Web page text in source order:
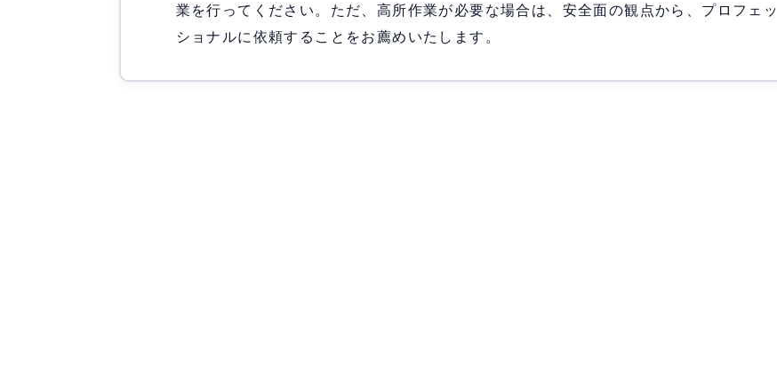
業を行ってください。ただ、高所作業が必要な場合は、安全面の観点から、プロフェッ
ショナルに依頼することをお薦めいたします。